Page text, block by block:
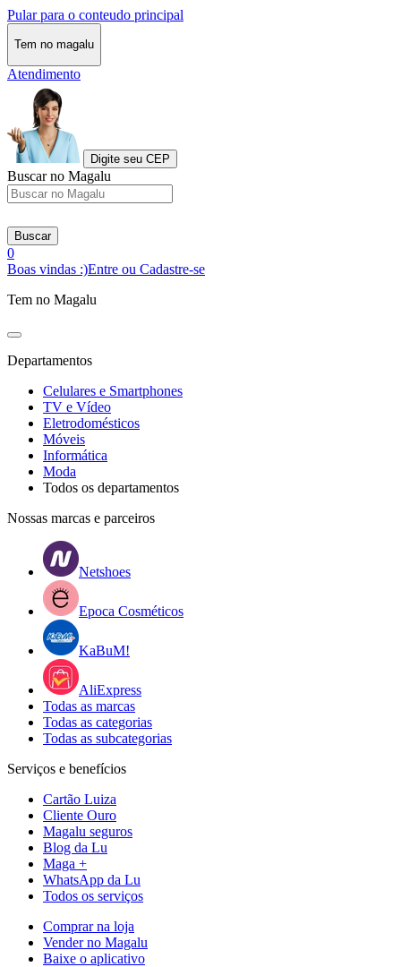
Pular para o conteudo principal
Tem no magalu
Atendimento
Digite seu CEP
Buscar no Magalu
Buscar
0
Boas vindas :)Entre ou Cadastre-se
Tem no Magalu
Departamentos
Celulares e Smartphones
TV e Vídeo
Eletrodomésticos
Móveis
Informática
Moda
Todos os departamentos
Nossas marcas e parceiros
Netshoes
Epoca Cosméticos
KaBuM!
AliExpress
Todas as marcas
Todas as categorias
Todas as subcategorias
Serviços e benefícios
Cartão Luiza
Cliente Ouro
Magalu seguros
Blog da Lu
Maga +
WhatsApp da Lu
Todos os serviços
Comprar na loja
Vender no Magalu
Baixe o aplicativo